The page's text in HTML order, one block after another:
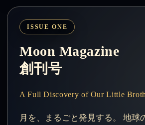
ISSUE ONE
Moon Magazine
創刊号
A Full Discovery of Our Little
月を、まるごと発見する。 地球